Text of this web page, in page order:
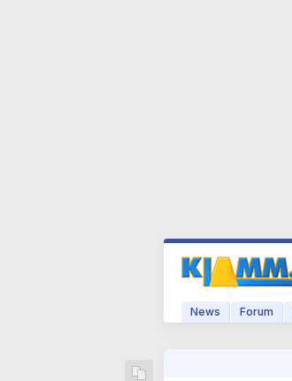
News Forum